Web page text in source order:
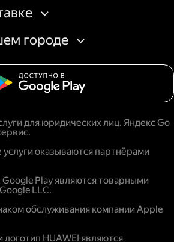
городе
для юридических лиц. Яндекс Go
оказываются партнёрами
Google Play являются товарными
LLC.
обслуживания компании Apple
логотип HUAWEI являются